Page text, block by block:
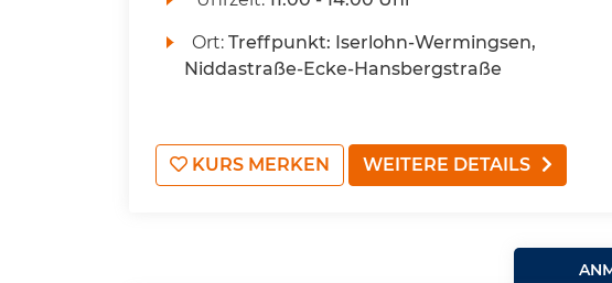
Ort: Treffpunkt: Iserlohn-Wermingsen,
Niddastraße-Ecke-Hansbergstraße
KURS MERKEN WEITERE DETAILS